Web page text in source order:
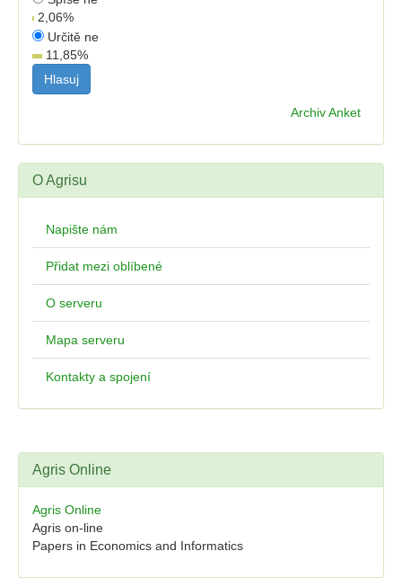
2,06%
Určitě ne
11,85%
Archiv Anket
O Agrisu
Napište nám
Přidat mezi oblíbené
O serveru
Mapa serveru
Kontakty a spojení
Agris Online
Agris Online
Agris on-line
Papers in Economics and Informatics